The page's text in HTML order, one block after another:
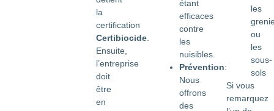
la
certification
Certibiocide.
Ensuite,
l’entreprise
doit
être
en
étant
efficaces
contre
les
nuisibles.
Prévention:
Nous
offrons
des
les
ou
les
sous-
sols
Si vous
remarquez